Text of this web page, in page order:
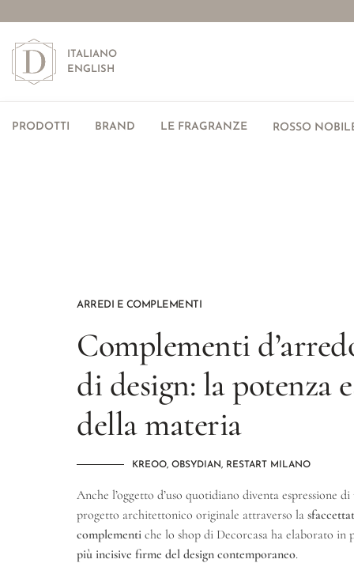
ITALIANO
ENGLISH
PRODOTTI BRAND LE FRAGRANZE ROSSO
ARREDI E COMPLEMENTI
Complementi
di design: la potenza
della materia
KREOO, OBSYDIAN, RESTART MILANO
Anche l’oggetto d’uso quotidiano diventa espressione
progetto architettonico originale attraverso la
complementi che lo shop di Decorcasa ha elaborato in
più incisive firme del design contemporaneo.